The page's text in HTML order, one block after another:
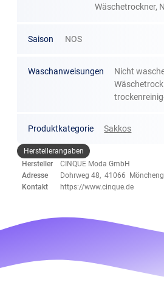
Wäschetrockner,
Saison NOS
Waschanweisungen
Nicht
Produktkategorie Sakkos
Herstellerangaben
Hersteller
CINQUE Moda GmbH
Adresse
Dohrweg 48, 41066
Kontakt
https://www.cinque.de